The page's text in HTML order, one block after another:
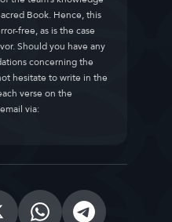
Book. Hence, this
free, as is the case
Should you have any
concerning the
hesitate to write in the
verse on the
via: